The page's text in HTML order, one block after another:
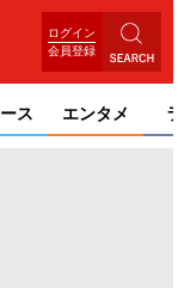
ログイン
会員登録
ス エンタメ